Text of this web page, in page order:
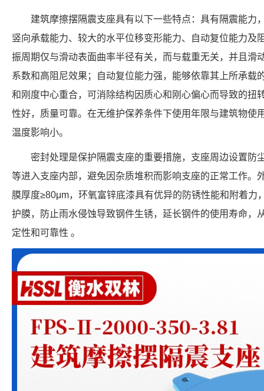
建筑摩擦摆隔震支座具有以下一些特点：具有隔震能力
竖向承载能力、较大的水平位移变形能力、自动复位能力及
振周期仅与滑动表面曲率半径有关，而与载重无关，并且滑
系数和高阻尼效果；自动复位能力强，能够依靠其上所承载
和刚度中心重合，可消除结构因质心和刚心偏心而导致的扭
性好，质量可靠。在无维护保养条件下使用年限与建筑物使
温度影响小。
密封处理是保护隔震支座的重要措施，支座周边设置防
等进入支座内部，避免因杂质堆积而影响支座的正常工作。
膜厚度≥80μm，环氧富锌底漆具有优异的防锈性能和附着力
护膜，防止雨水侵蚀导致钢件生锈，延长钢件的使用寿命，
定性和可靠性 。